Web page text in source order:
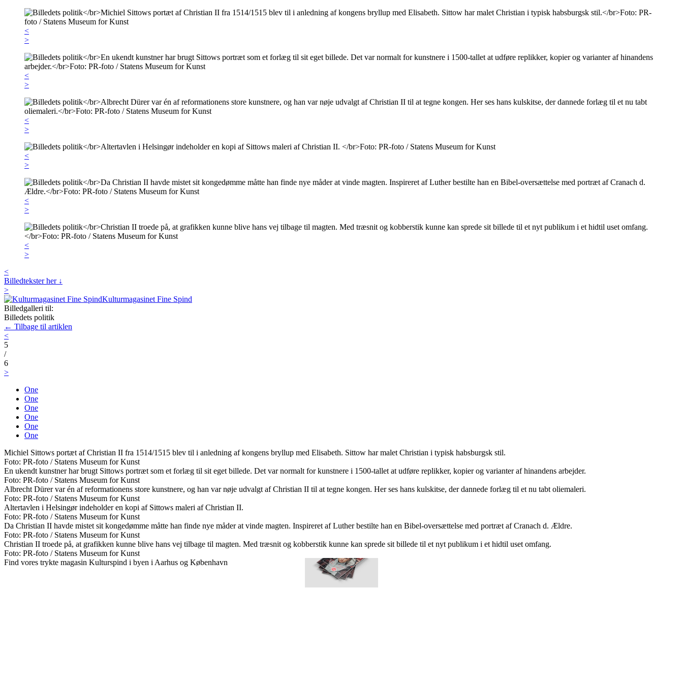
<
>
<
>
<
>
<
>
<
>
<
>
<
Billedtekster her ↓
>
Kulturmagasinet Fine Spind
Billedgalleri til:
Billedets politik
← Tilbage til artiklen
<
5
/
6
>
One
One
One
One
One
One
Michiel Sittows portæt af Christian II fra 1514/1515 blev til i anledning af kongens bryllup med Elisabeth. Sittow har malet Christian i typisk habsburgsk stil.
Foto: PR-foto / Statens Museum for Kunst
En ukendt kunstner har brugt Sittows portræt som et forlæg til sit eget billede. Det var normalt for kunstnere i 1500-tallet at udføre replikker, kopier og varianter af hinandens arbejder.
Foto: PR-foto / Statens Museum for Kunst
Albrecht Dürer var én af reformationens store kunstnere, og han var nøje udvalgt af Christian II til at tegne kongen. Her ses hans kulskitse, der dannede forlæg til et nu tabt oliemaleri.
Foto: PR-foto / Statens Museum for Kunst
Altertavlen i Helsingør indeholder en kopi af Sittows maleri af Christian II.
Foto: PR-foto / Statens Museum for Kunst
Da Christian II havde mistet sit kongedømme måtte han finde nye måder at vinde magten. Inspireret af Luther bestilte han en Bibel-oversættelse med portræt af Cranach d. Ældre.
Foto: PR-foto / Statens Museum for Kunst
Christian II troede på, at grafikken kunne blive hans vej tilbage til magten. Med træsnit og kobberstik kunne kan sprede sit billede til et nyt publikum i et hidtil uset omfang.
Foto: PR-foto / Statens Museum for Kunst
Find vores trykte magasin Kulturspind i byen i Aarhus og København